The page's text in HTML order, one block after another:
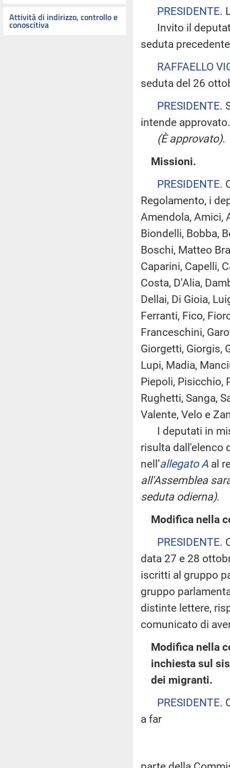
Attività di indirizzo, controllo e
conoscitiva
PRESIDENTE.
Invito il
seduta
RAFFAELLO
seduta del 26
PRESIDENTE.
intende approvato.
(È approvato).
Missioni.
PRESIDENTE.
Regolamento, i
Amendola, Amici,
Biondelli, Bobba,
Boschi, Matteo
Caparini, Capelli,
Costa, D'Alia,
Dellai, Di Gioia,
Ferranti, Fico,
Franceschini,
Giorgetti, Giorgis,
Lupi, Madia,
Piepoli, Pisicchio,
Rughetti, Sanga,
Valente, Velo e
I deputati in
risulta dall'elenco
nell’allegato A al
all'Assemblea
seduta odierna).
Modifica nella
PRESIDENTE.
data 27 e 28
iscritti al gruppo
gruppo
distinte lettere,
comunicato di
Modifica nella
inchiesta sul
dei migranti.
PRESIDENTE.
a far